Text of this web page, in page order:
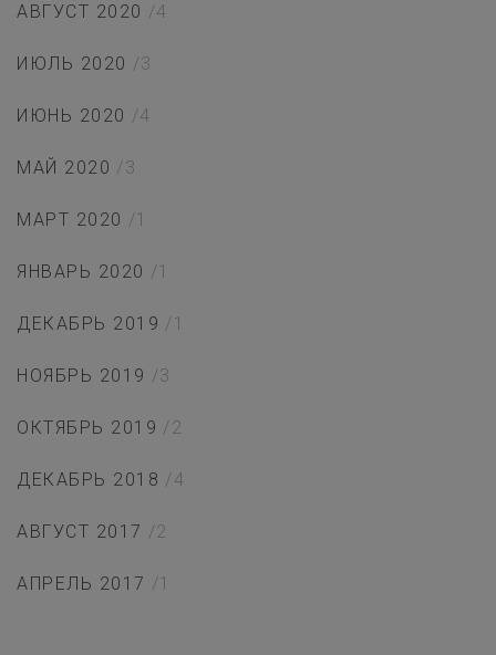
АВГУСТ 2020 /4
ИЮЛЬ 2020 /3
ИЮНЬ 2020 /4
МАЙ 2020 /3
МАРТ 2020 /1
ЯНВАРЬ 2020 /1
ДЕКАБРЬ 2019 /1
НОЯБРЬ 2019 /3
ОКТЯБРЬ 2019 /2
ДЕКАБРЬ 2018 /4
АВГУСТ 2017 /2
АПРЕЛЬ 2017 /1